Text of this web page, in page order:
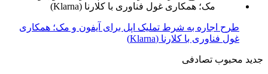
طرح اجاره به شرط تملیک اپل برای آیفون و مک؛ همکاری
غول فناوری با کلارنا (Klarna)
جدید محبوب تصادفی